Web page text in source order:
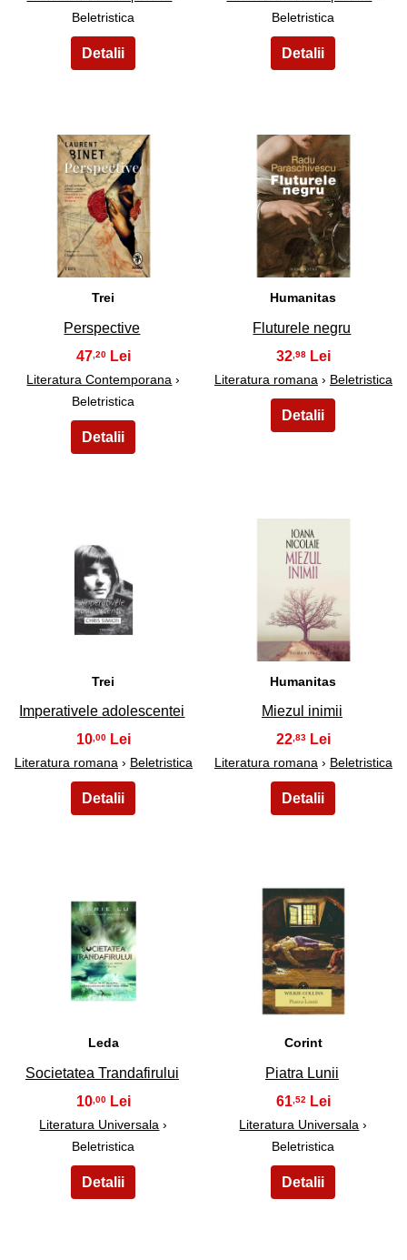
Beletristica
Beletristica
21
Trei
Perspective
47,20
Literatura Contemporana ›
Beletristica
22
Humanitas
Fluturele negru
32 ,98
Literatura romana › Beletristica
23
Trei
Imperativele adolescentei
10,00
Literatura romana› Beletristica
24
Humanitas
Miezul inimii
22 ,83
Literatura romana› Beletristica
25
Leda
Societatea Trandafirului
10,00
Literatura Universala ›
Beletristica
26
Corint
Piatra Lunii
61 ,52
Literatura Universala ›
Beletristica